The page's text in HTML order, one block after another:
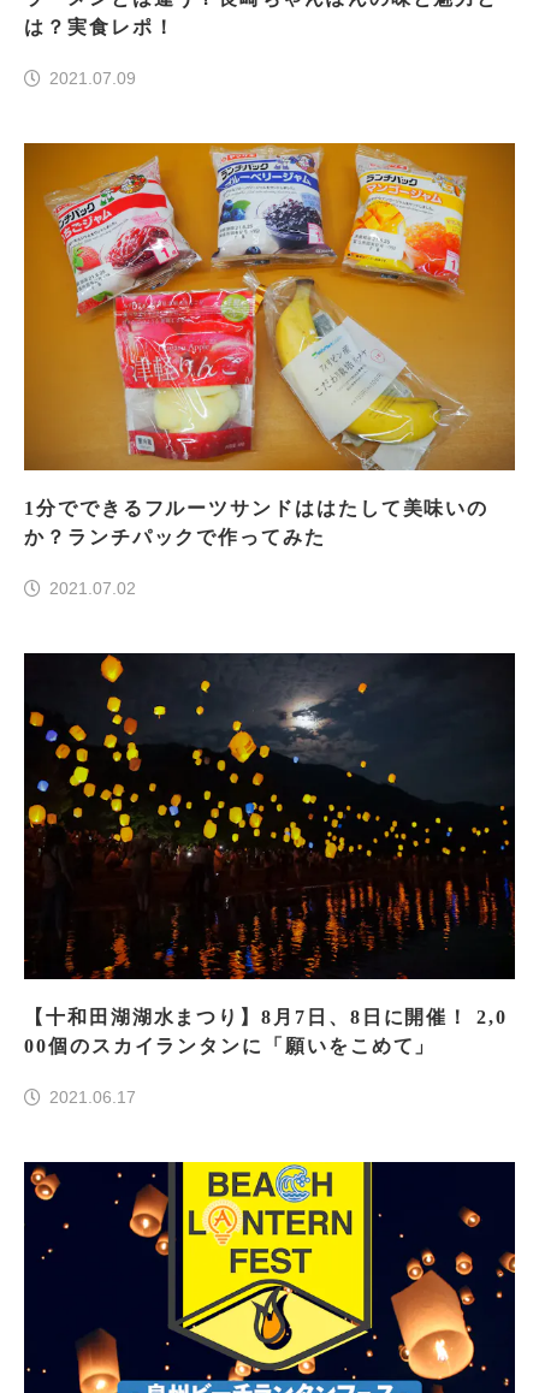
は？実食レポ！
2021.07.09
1分でできるフルーツサンドははたして美味いの
か？ランチパックで作ってみた
2021.07.02
【十和田湖湖水まつり】8月7日、8日に開催！ 2,0
00個のスカイランタンに「願いをこめて」
2021.06.17